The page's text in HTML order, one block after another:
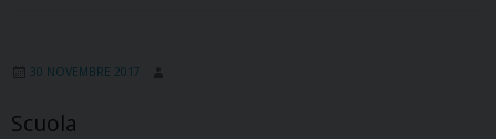
30 NOVEMBRE 2017
Scuola